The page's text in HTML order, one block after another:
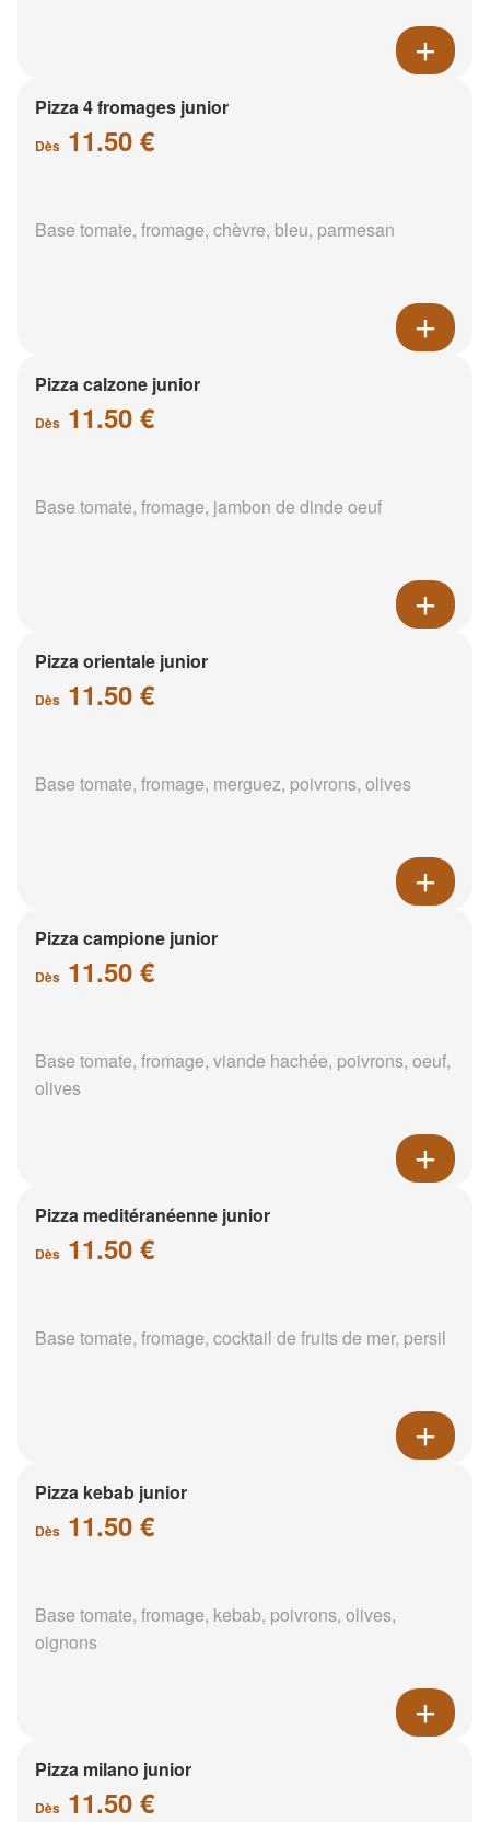
Pizza 4 fromages junior
Dès 11.50 €
Base tomate, fromage, chèvre, bleu, parmesan
Pizza calzone junior
Dès 11.50 €
Base tomate, fromage, jambon de dinde oeuf
Pizza orientale junior
Dès 11.50 €
Base tomate, fromage, merguez, poivrons, olives
Pizza campione junior
Dès 11.50 €
Base tomate, fromage, viande hachée, poivrons, oeuf,
olives
Pizza meditéranéenne junior
Dès 11.50 €
Base tomate, fromage, cocktail de fruits de mer, persil
Pizza kebab junior
Dès 11.50 €
Base tomate, fromage, kebab, poivrons, olives,
oignons
Pizza milano junior
Dès 11.50 €